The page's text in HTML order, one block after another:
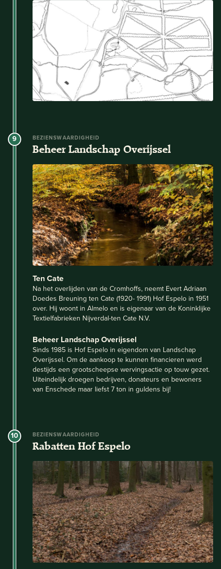
9 BEZIENSWAARDIGHEID
Beheer Landschap Overijssel
Ten Cate
Na het overlijden van de Cromhoffs, neemt Evert Adriaan
Doedes Breuning ten Cate (1920- 1991) Hof Espelo in 1951
over. Hij woont in Almelo en is eigenaar van de Koninklijke
Textielfabrieken Nijverdal-ten Cate N.V.
Beheer Landschap Overijssel
Sinds 1985 is Hof Espelo in eigendom van Landschap
Overijssel. Om de aankoop te kunnen financieren werd
destijds een grootscheepse wervingsactie op touw gezet.
Uiteindelijk droegen bedrijven, donateurs en bewoners
van Enschede maar liefst 7 ton in guldens bij!
10 BEZIENSWAARDIGHEID
Rabatten Hof Espelo